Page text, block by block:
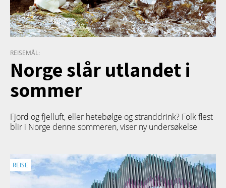
REISEMÅL:
Norge slår utlandet i
sommer
Fjord og fjelluft, eller hetebølge og stranddrink? Folk flest
blir i Norge denne sommeren, viser ny undersøkelse
REISE